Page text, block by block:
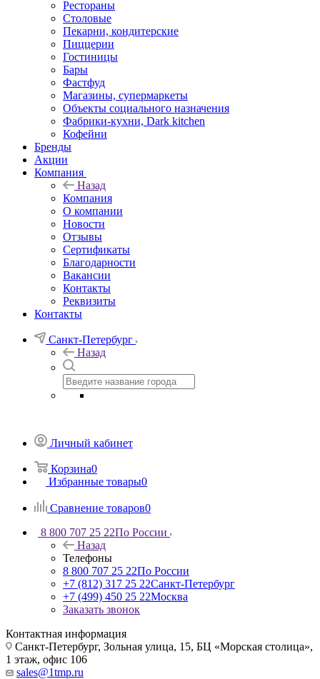
Рестораны
Столовые
Пекарни, кондитерские
Пиццерии
Гостиницы
Бары
Фастфуд
Магазины, супермаркеты
Объекты социального назначения
Фабрики-кухни, Dark kitchen
Кофейни
Бренды
Акции
Компания
Назад
Компания
О компании
Новости
Отзывы
Сертификаты
Благодарности
Вакансии
Контакты
Реквизиты
Контакты
Санкт-Петербург
Назад
Личный кабинет
Корзина0
Избранные товары0
Сравнение товаров0
8 800 707 25 22По России
Назад
Телефоны
8 800 707 25 22По России
+7 (812) 317 25 22Санкт-Петербург
+7 (499) 450 25 22Москва
Заказать звонок
Контактная информация
Санкт-Петербург, Зольная улица, 15, БЦ «Морская столица»,
1 этаж, офис 106
sales@1tmp.ru